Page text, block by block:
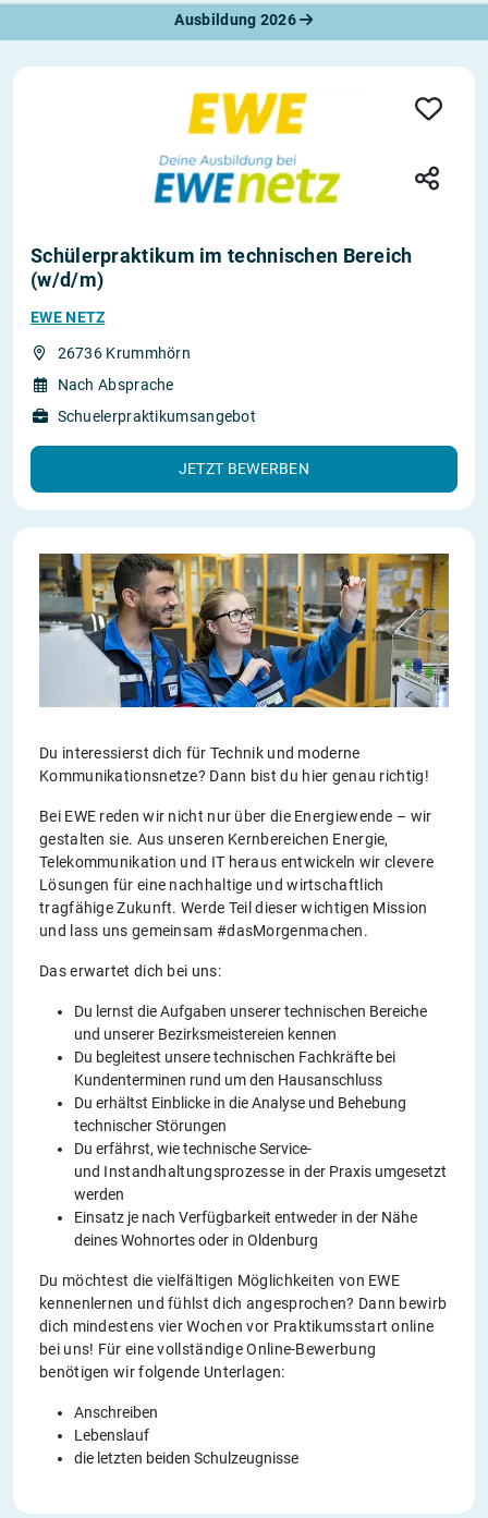
Ausbildung 2026
Schülerpraktikum im technischen Bereich
(w/d/m)
EWE NETZ
26736 Krummhörn
Nach Absprache
Schuelerpraktikumsangebot
JETZT BEWERBEN
Du interessierst dich für Technik und moderne
Kommunikationsnetze? Dann bist du hier genau richtig!
Bei EWE reden wir nicht nur über die Energiewende – wir
gestalten sie. Aus unseren Kernbereichen Energie,
Telekommunikation und IT heraus entwickeln wir clevere
Lösungen für eine nachhaltige und wirtschaftlich
tragfähige Zukunft. Werde Teil dieser wichtigen Mission
und lass uns gemeinsam #dasMorgenmachen.
Das erwartet dich bei uns:
Du lernst die Aufgaben unserer technischen Bereiche
und unserer Bezirksmeistereien kennen
Du begleitest unsere technischen Fachkräfte bei
Kundenterminen rund um den Hausanschluss
Du erhältst Einblicke in die Analyse und Behebung
technischer Störungen
Du erfährst, wie technische Service-
und Instandhaltungsprozesse in der Praxis umgesetzt
werden
Einsatz je nach Verfügbarkeit entweder in der Nähe
deines Wohnortes oder in Oldenburg
Du möchtest die vielfältigen Möglichkeiten von EWE
kennenlernen und fühlst dich angesprochen? Dann bewirb
dich mindestens vier Wochen vor Praktikumsstart online
bei uns! Für eine vollständige Online-Bewerbung
benötigen wir folgende Unterlagen:
Anschreiben
Lebenslauf
die letzten beiden Schulzeugnisse